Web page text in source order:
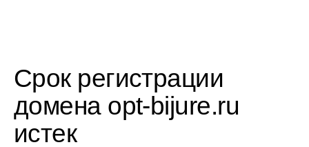
Срок регистрации
домена opt-bijure.ru
истек